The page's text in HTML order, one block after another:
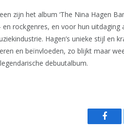
zijn het album ‘The Nina Hagen
en rockgenres, en voor hun
Hagen’s unieke stijl en
en beïnvloeden, zo blijkt maar
debuutalbum.